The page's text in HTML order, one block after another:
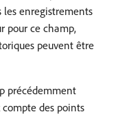
les enregistrements
pour ce champ,
peuvent être
précédemment
des points